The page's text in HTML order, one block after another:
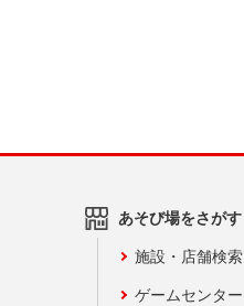
あそび場をさがす
施設・店舗検索
ゲームセンター